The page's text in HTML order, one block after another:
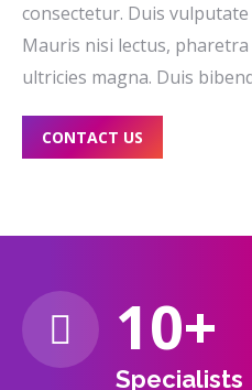
consectetur. Duis
Mauris nisi lectus,
ultricies magna. Duis
CONTACT US
10+
Specialists